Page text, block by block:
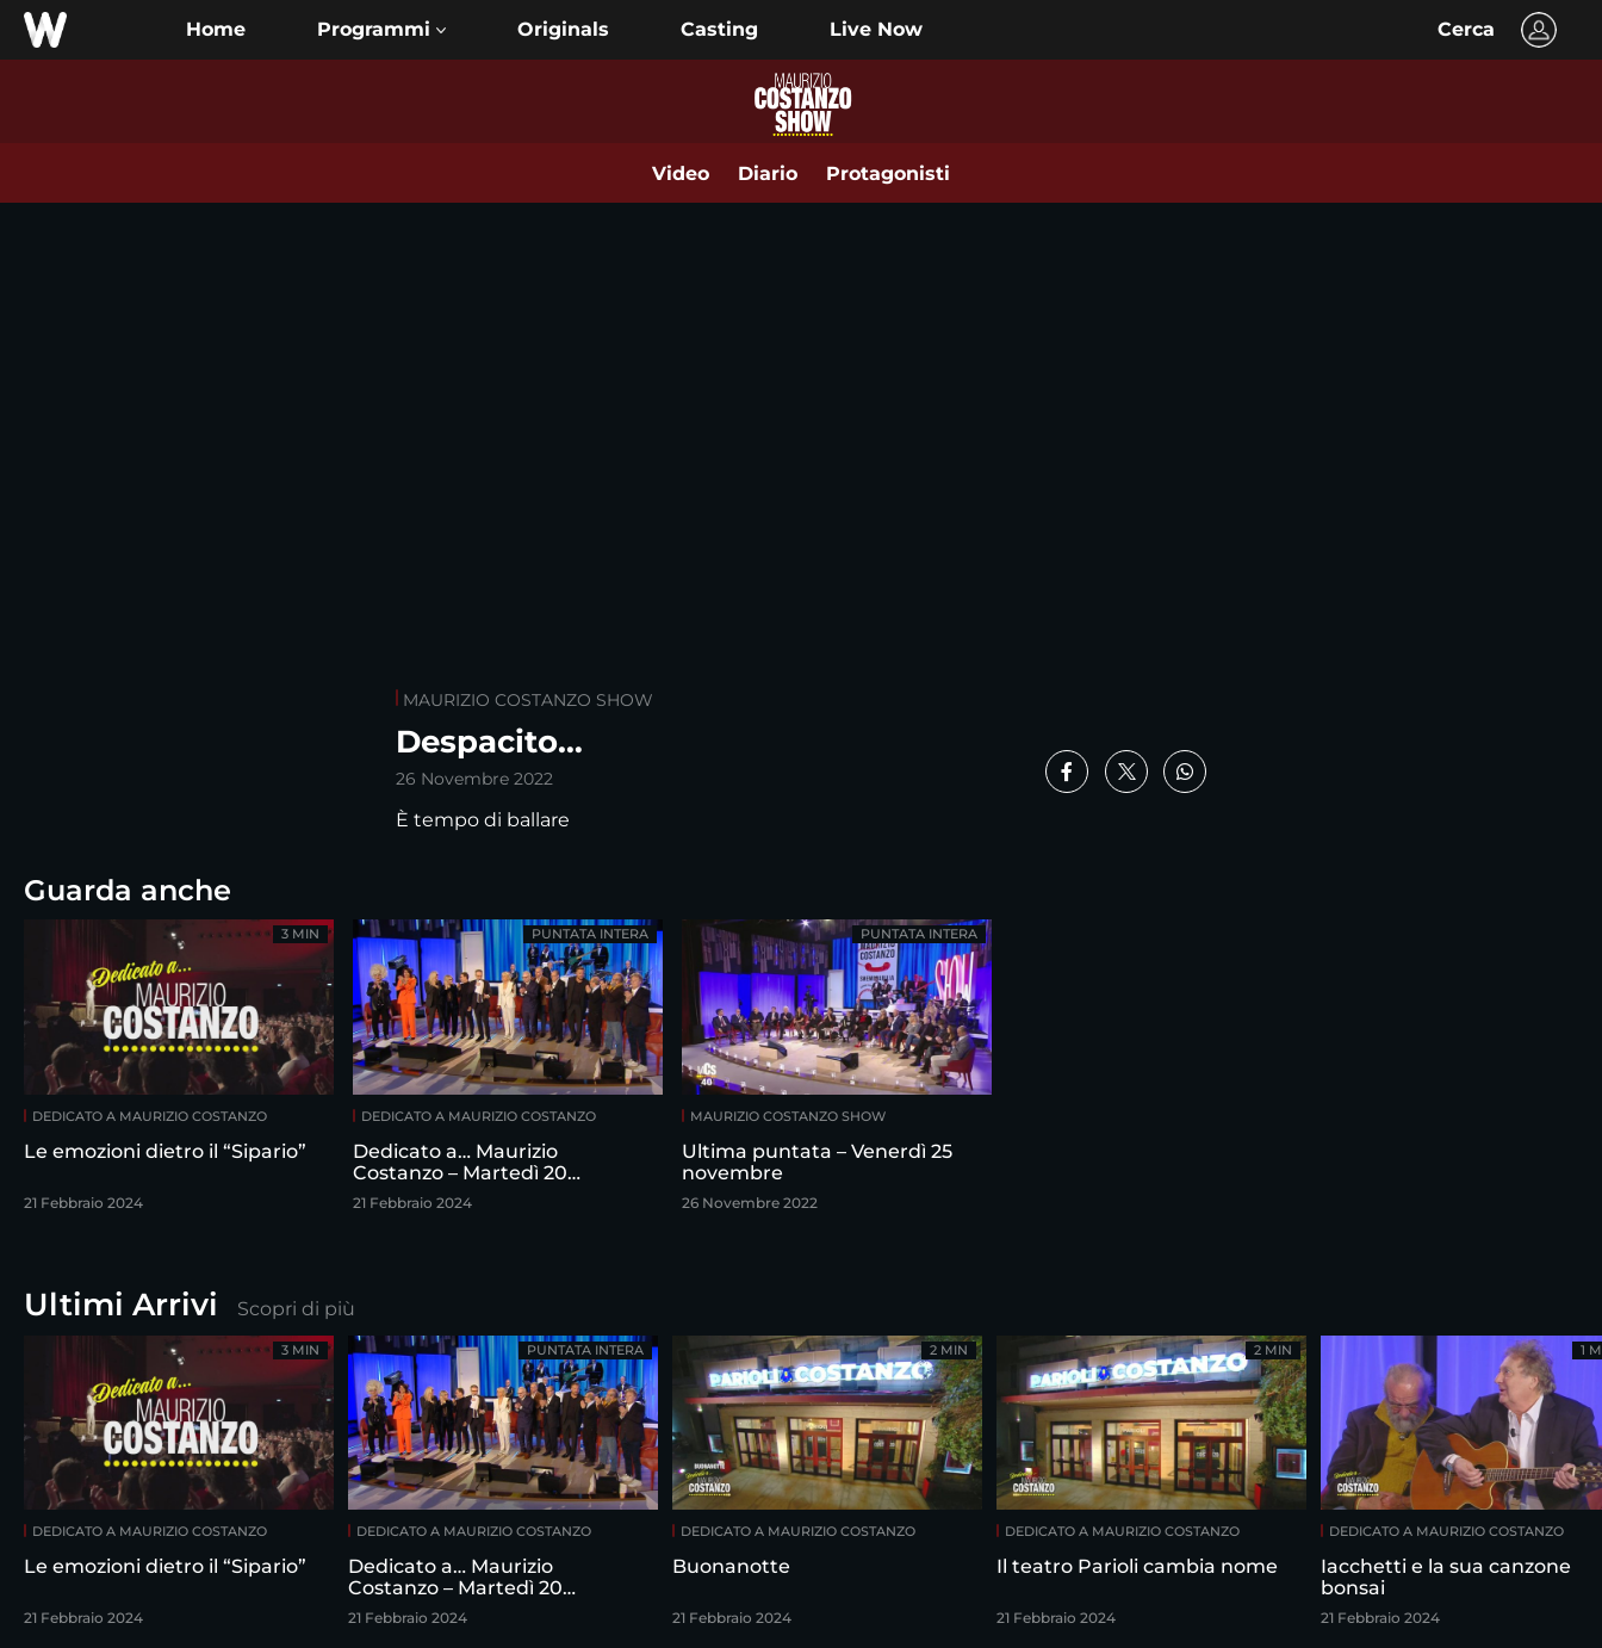
Home Originals Casting Live Now Cerca
Video Diario Protagonisti
MAURIZIO COSTANZO SHOW
Despacito…
26 Novembre 2022
È tempo di ballare
Guarda anche
DEDICATO A MAURIZIO COSTANZO
Le emozioni dietro il “Sipario”
21 Febbraio 2024
3 MIN
DEDICATO A MAURIZIO COSTANZO
Dedicato a… Maurizio
Costanzo – Martedì 20
febbraio
21 Febbraio 2024
PUNTATA INTERA
MAURIZIO COSTANZO SHOW
Ultima puntata – Venerdì 25
novembre
26 Novembre 2022
PUNTATA INTERA
Ultimi Arrivi Scopri di più
DEDICATO A MAURIZIO COSTANZO
Le emozioni dietro il “Sipario”
21 Febbraio 2024
3 MIN
DEDICATO A MAURIZIO COSTANZO
Dedicato a… Maurizio
Costanzo – Martedì 20
febbraio
21 Febbraio 2024
PUNTATA INTERA
DEDICATO A MAURIZIO COSTANZO
Buonanotte
21 Febbraio 2024
2 MIN
DEDICATO A MAURIZIO COSTANZO
Il teatro Parioli cambia nome
21 Febbraio 2024
2 MIN
DEDICATO A MAURIZIO COSTANZO
Iacchetti e la sua canzone
bonsai
21 Febbraio 2024
1